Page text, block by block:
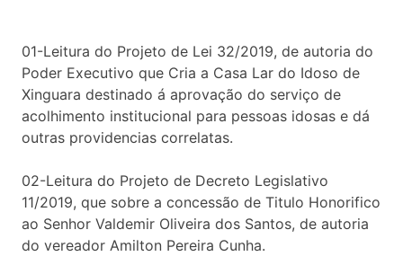
01-Leitura do Projeto de Lei 32/2019, de autoria do
Poder Executivo que Cria a Casa Lar do Idoso de
Xinguara destinado á aprovação do serviço de
acolhimento institucional para pessoas idosas e dá
outras providencias correlatas.
02-Leitura do Projeto de Decreto Legislativo
11/2019, que sobre a concessão de Titulo Honorifico
ao Senhor Valdemir Oliveira dos Santos, de autoria
do vereador Amilton Pereira Cunha.